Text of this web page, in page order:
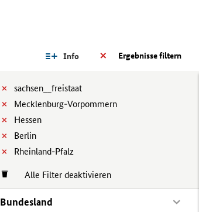
Ergebnisse filtern
Info
sachsen__freistaat
Mecklenburg-Vorpommern
Hessen
Berlin
Rheinland-Pfalz
Alle Filter deaktivieren
Bundesland